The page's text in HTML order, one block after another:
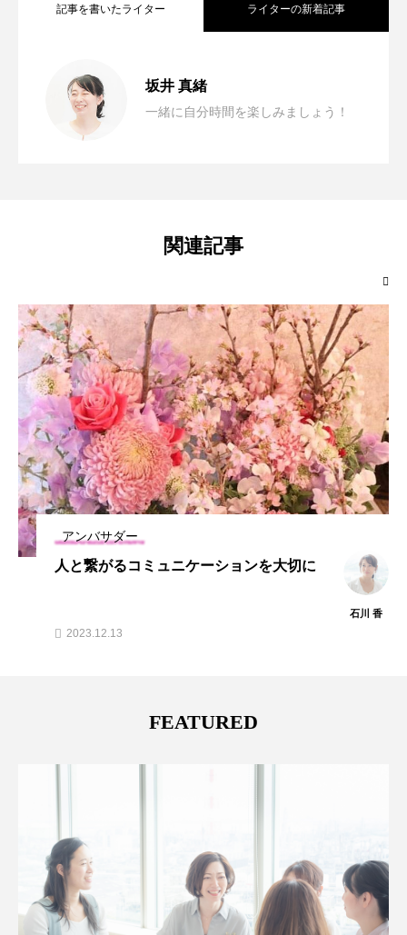
記事を書いたライター ライターの新着記事
坂井 真緒
一緒に自分時間を楽しみましょう！
2024.10.03
おけいこ和文化
関連記事
アンバサダー
人と繋がるコミュニケーションを大切に
石川 香
2023.12.13

FEATURED